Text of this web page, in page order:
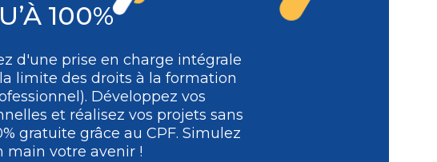
100%
d'une prise en charge intégrale
limite des droits à la formation
Développez vos
et réalisez vos projets sans
gratuite grâce au CPF. Simulez
votre avenir !